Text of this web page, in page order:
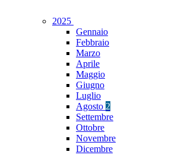
2025
Gennaio
Febbraio
Marzo
Aprile
Maggio
Giugno
Luglio
Agosto 2
Settembre
Ottobre
Novembre
Dicembre